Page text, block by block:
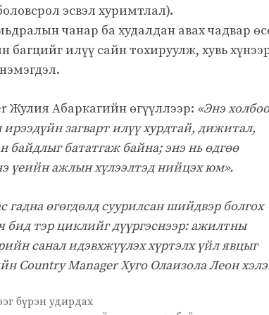
эсвэл хуримтлал).
чанар ба худалдан авах чадвар
илүү сайн тохируулж, хувь
Жулия Абаркагийн өгүүллээр: «Энэ холбоо
загварт илүү хурдтай, дижитал,
бататгаж байна; энэ нь өдгөө
үеийн ажлын хүлээлтэд нийцэх юм».
гадна өгөгдөлд суурилсан шийдвэр болгох
бид тэр циклийг дүүргэснээр: ажилтны
санал идэвхжүүлэх хүртэлх үйл явцыг
Country Manager Хуго Олаизола Леон
бүрэн удирдах